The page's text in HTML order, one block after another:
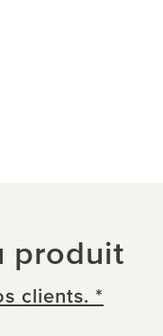
produit
clients. *